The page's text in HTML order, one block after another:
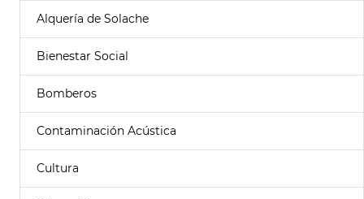
Alquería de Solache
Bienestar Social
Bomberos
Contaminación Acústica
Cultura